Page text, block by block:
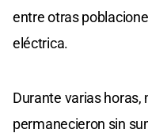
entre otras
eléctrica.
Durante varias horas,
permanecieron sin